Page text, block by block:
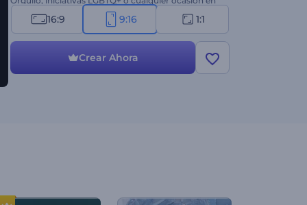
la que quieras difundir mensajes de amor e
igualdad. ¡Pruébala ahora!
16:9 9:16 1:1
Crear Ahora